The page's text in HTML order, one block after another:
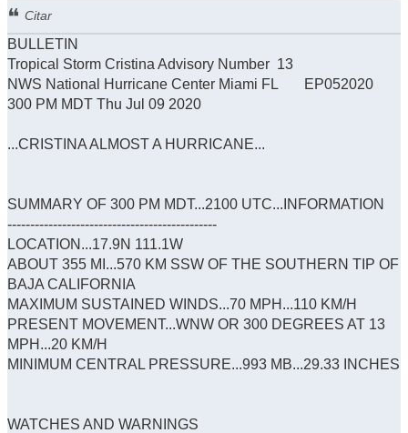
Citar
BULLETIN
Tropical Storm Cristina Advisory Number 13
NWS National Hurricane Center Miami FL EP052020
300 PM MDT Thu Jul 09 2020
...CRISTINA ALMOST A HURRICANE...
SUMMARY OF 300 PM MDT...2100 UTC...INFORMATION
----------------------------------------------
LOCATION...17.9N 111.1W
ABOUT 355 MI...570 KM SSW OF THE SOUTHERN TIP OF
BAJA CALIFORNIA
MAXIMUM SUSTAINED WINDS...70 MPH...110 KM/H
PRESENT MOVEMENT...WNW OR 300 DEGREES AT 13
MPH...20 KM/H
MINIMUM CENTRAL PRESSURE...993 MB...29.33 INCHES
WATCHES AND WARNINGS